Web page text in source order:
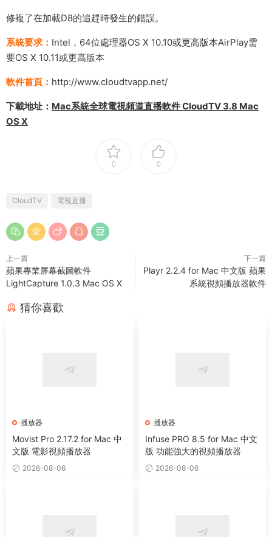
修複了在加載D8的追趕時發生的錯誤。
系統要求： Intel，64位處理器OS X 10.10或更高版本AirPlay需
要OS X 10.11或更高版本
軟件首頁： http://www.cloudtvapp.net/
下載地址： Mac系統全球電視頻道直播軟件 CloudTV 3.8 Mac
OS X
0 0
CloudTV 電視直播
上一篇
蘋果專業屏幕截圖軟件
LightCapture 1.0.3 Mac OS X
下一篇
Playr 2.2.4 for Mac 中文版 蘋果
系統視頻播放器軟件
猜你喜歡
播放器
Movist Pro 2.17.2 for Mac 中
文版 電影視頻播放器
2026-08-06
播放器
Infuse PRO 8.5 for Mac 中文
版 功能強大的視頻播放器
2026-08-06